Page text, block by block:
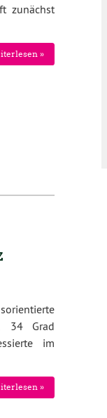
zunächst
»
34 Grad
im
»